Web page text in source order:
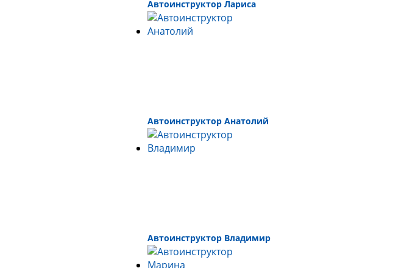
Автоинструктор Лариса
Автоинструктор Анатолий
Автоинструктор Владимир